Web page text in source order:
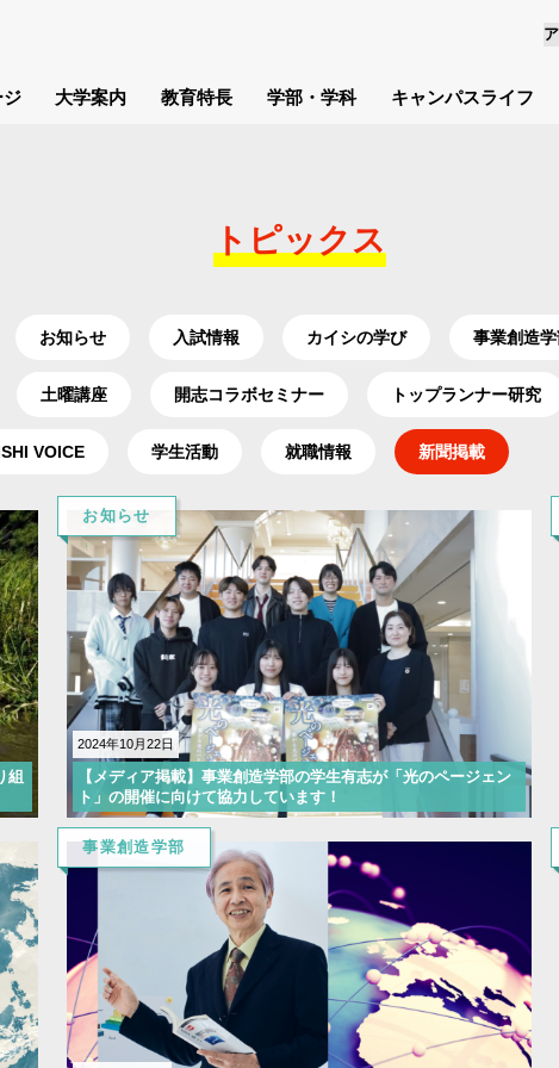
大学案内 教育特長 学部・学科 キャンパスライフ
トピックス
お知らせ 入試情報 カイシの学び 事業創造
土曜講座 開志コラボセミナー トップランナー研究
VOICE 学生活動 就職情報 新聞掲載
組
2024年10月22日
お知らせ
【メディア掲載】事業創造学部の学生有志が「光のページェン
ト」の開催に向けて協力しています！
事業創造学部